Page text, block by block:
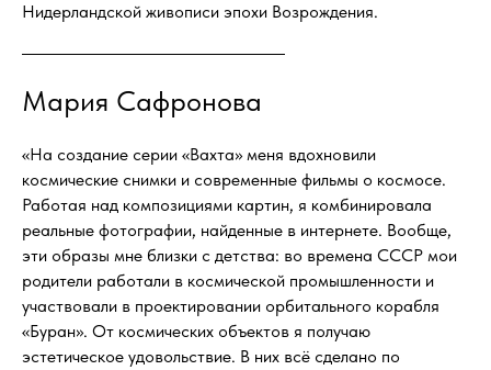
Нидерландской живописи эпохи Возрождения.
Мария Сафронова
«На создание серии «Вахта» меня вдохновили
космические снимки и современные фильмы о космосе.
Работая над композициями картин, я комбинировала
реальные фотографии, найденные в интернете. Вообще,
эти образы мне близки с детства: во времена СССР мои
родители работали в космической промышленности и
участвовали в проектировании орбитального корабля
«Буран». От космических объектов я получаю
эстетическое удовольствие. В них всё сделано по